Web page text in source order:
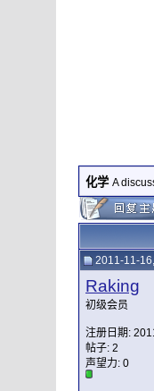
化学 A
2011-11-
Raking
初级会员
注册日期:
帖子: 2
声望力: 0